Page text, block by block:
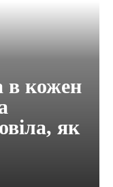
в кожен
як